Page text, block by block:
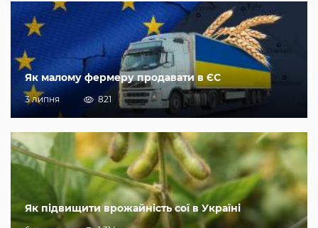
Як малому фермеру продавати в ЄС
3 липня 821
Як підвищити врожайність сої в Україні